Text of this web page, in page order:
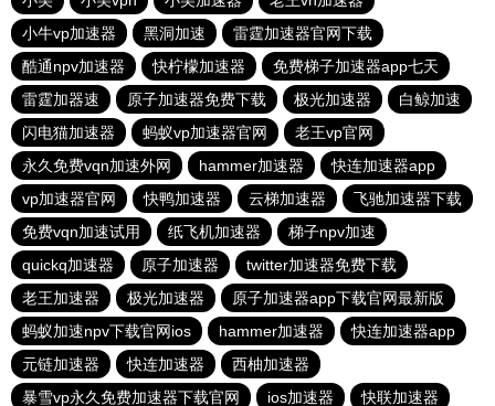
小牛vp加速器
黑洞加速
雷霆加速器官网下载
酷通npv加速器
快柠檬加速器
免费梯子加速器app七天
雷霆加器速
原子加速器免费下载 极光加速器
白鲸加速
闪电猫加速器
蚂蚁vp加速器官网
老王vp官网
永久免费vqn加速外网
hammer加速器
快连加速器app
vp加速器官网
快鸭加速器 云梯加速器
飞驰加速器下载
免费vqn加速试用
纸飞机加速器
梯子npv加速
quickq加速器
原子加速器
twitter加速器免费下载
老王加速器
极光加速器
原子加速器app下载官网最新版
蚂蚁加速npv下载官网ios
hammer加速器
快连加速器app
元链加速器
快连加速器
西柚加速器
暴雪vp永久免费加速器下载官网
ios加速器 快联加速器